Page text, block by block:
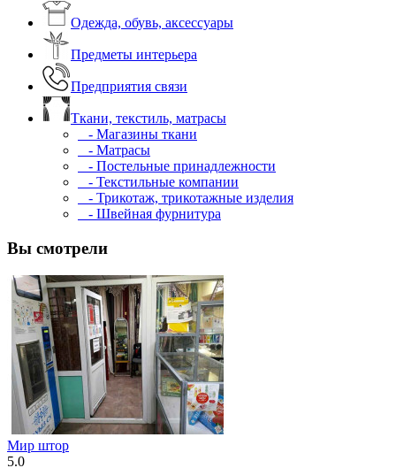
Одежда, обувь, аксессуары
Предметы интерьера
Предприятия связи
Ткани, текстиль, матрасы
- Магазины ткани
- Матрасы
- Постельные принадлежности
- Текстильные компании
- Трикотаж, трикотажные изделия
- Швейная фурнитура
Вы смотрели
Мир штор
5.0